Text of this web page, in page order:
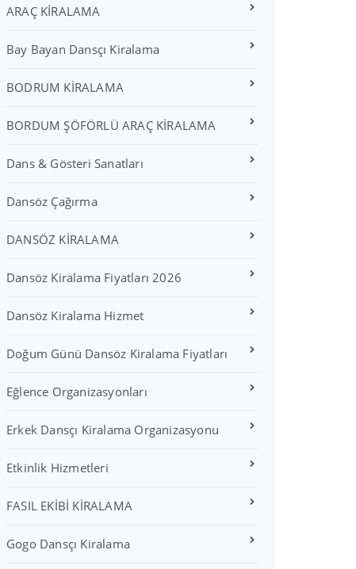
ARAÇ KİRALAMA
Bay Bayan Dansçı Kiralama
BODRUM KİRALAMA
BORDUM ŞÖFÖRLÜ ARAÇ KİRALAMA
Dans & Gösteri Sanatları
Dansöz Çağırma
DANSÖZ KİRALAMA
Dansöz Kiralama Fiyatları 2026
Dansöz Kiralama Hizmet
Doğum Günü Dansöz Kiralama Fiyatları
Eğlence Organizasyonları
Erkek Dansçı Kiralama Organizasyonu
Etkinlik Hizmetleri
FASIL EKİBİ KİRALAMA
Gogo Dansçı Kiralama